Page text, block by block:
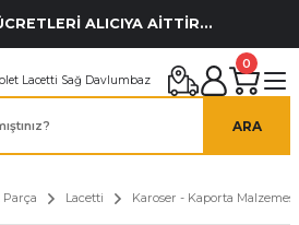
ALICIYA AİTTİR...
ARA
0
Parça Lacetti Karoser - Kaporta Malzemesi